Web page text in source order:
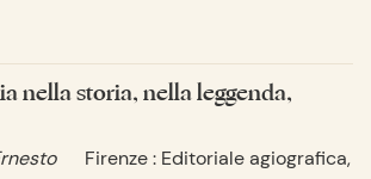
nella storia, nella leggenda,
Firenze : Editoriale agiografica,